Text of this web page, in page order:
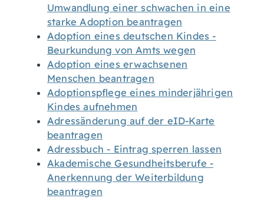
Umwandlung einer schwachen in eine
starke Adoption beantragen
Adoption eines deutschen Kindes -
Beurkundung von Amts wegen
Adoption eines erwachsenen
Menschen beantragen
Adoptionspflege eines minderjährigen
Kindes aufnehmen
Adressänderung auf der eID-Karte
beantragen
Adressbuch - Eintrag sperren lassen
Akademische Gesundheitsberufe -
Anerkennung der Weiterbildung
beantragen